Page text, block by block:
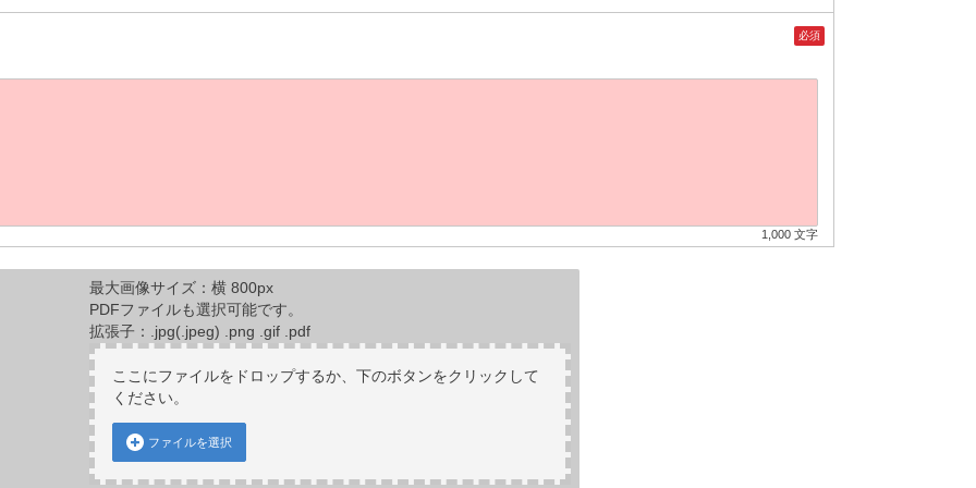
必須
1,000 文字
最大画像サイズ：横 800px
PDFファイルも選択可能です。
拡張子：.jpg(.jpeg) .png .gif .pdf
ここにファイルをドロップするか、下のボタンをクリックして
ください。
ファイルを選択